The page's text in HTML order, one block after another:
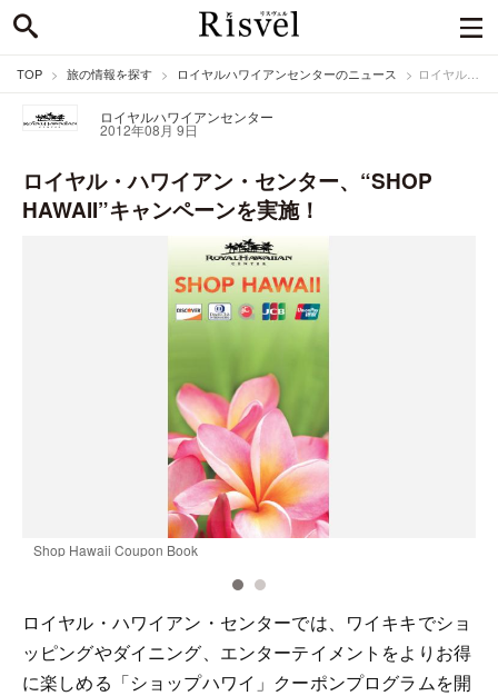
TOP 旅の情報を探す ロイヤルハワイアンセンターのニュース ロイヤル・ハワイアン・センター、“SHOP HAWAII”キャンペーンを実施！
ロイヤルハワイアンセンター
2012年08月 9日
ロイヤル・ハワイアン・センター、“SHOP
HAWAII”キャンペーンを実施！
Shop Hawaii Coupon Book
ロイヤル・ハワイアン・センターでは、ワイキキでショ
ッピングやダイニング、エンターテイメントをよりお得
に楽しめる「ショップハワイ」クーポンプログラムを開